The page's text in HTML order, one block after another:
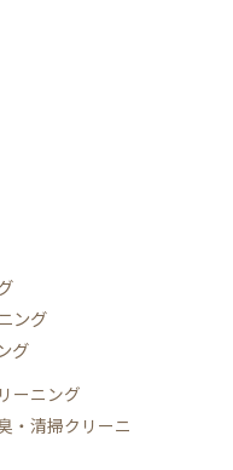
ング
グ
ーニング
・清掃クリーニ